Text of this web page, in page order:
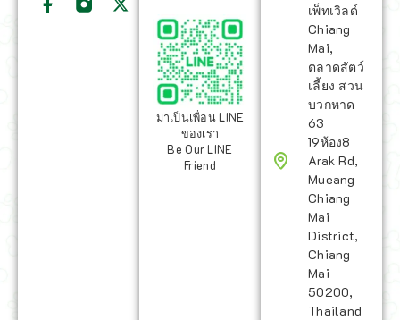
มาเป็นเพื่อน LINE
ของเรา
Be Our LINE
Friend
เพ็ทเวิลด์
Chiang
Mai,
ตลาดสัตว์
เลี้ยง สวน
บวกหาด
63
19ห้อง8
Arak Rd,
Mueang
Chiang
Mai
District,
Chiang
Mai
50200,
Thailand